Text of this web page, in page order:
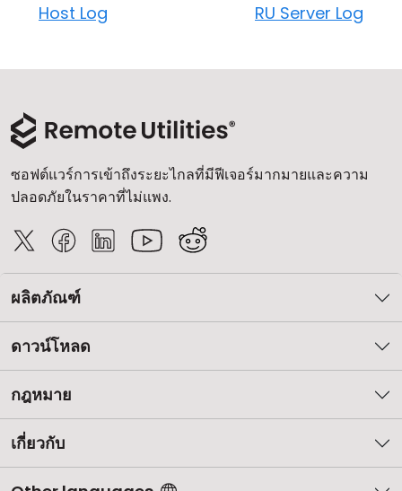
Host Log
RU Server Log
ซอฟต์แวร์การเข้าถึงระยะไกลที่มีฟีเจอร์มากมายและความ
ปลอดภัยในราคาที่ไม่แพง.
ผลิตภัณฑ์
ดาวน์โหลด
กฎหมาย
เกี่ยวกับ